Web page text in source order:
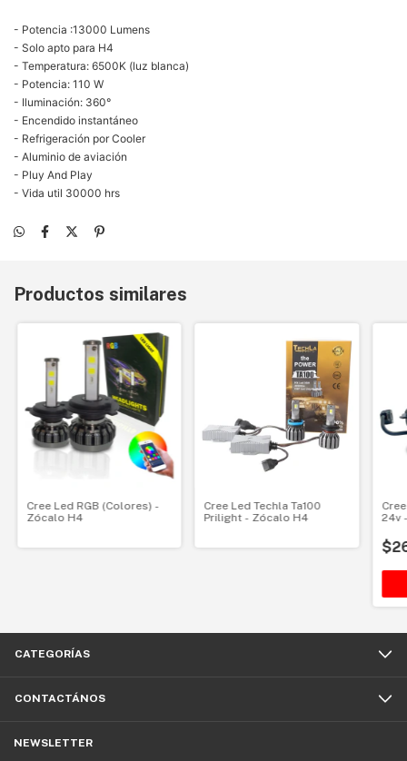
- Potencia :13000 Lumens
- Solo apto para H4
- Temperatura: 6500K (luz blanca)
- Potencia: 110 W
- Iluminación: 360°
- Encendido instantáneo
- Refrigeración por Cooler
- Aluminio de aviación
- Pluy And Play
- Vida util 30000 hrs
Productos similares
Cree Led RGB (Colores) -
Zócalo H4
Cree Led Techla Ta100
Prilight - Zócalo H4
24v
CATEGORÍAS
CONTACTÁNOS
NEWSLETTER